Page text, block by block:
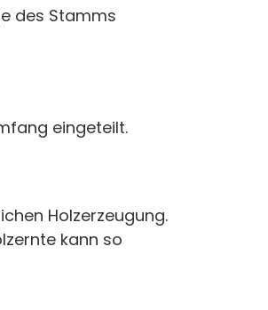
des Stamms
eingeteilt.
Holzerzeugung.
kann so